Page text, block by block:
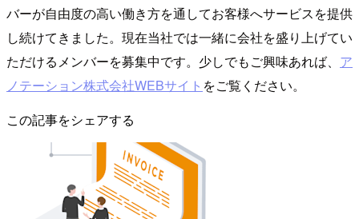
バーが自由度の高い働き方を通してお客様へサービスを提供
し続けてきました。現在当社では一緒に会社を盛り上げてい
ただけるメンバーを募集中です。少しでもご興味あれば、 ア
ノテーション株式会社WEBサイト をご覧ください。
この記事をシェアする